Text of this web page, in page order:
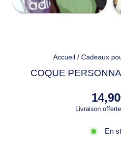
Accueil / Cadeaux
COQUE
Prix
régulier
Livraison
En